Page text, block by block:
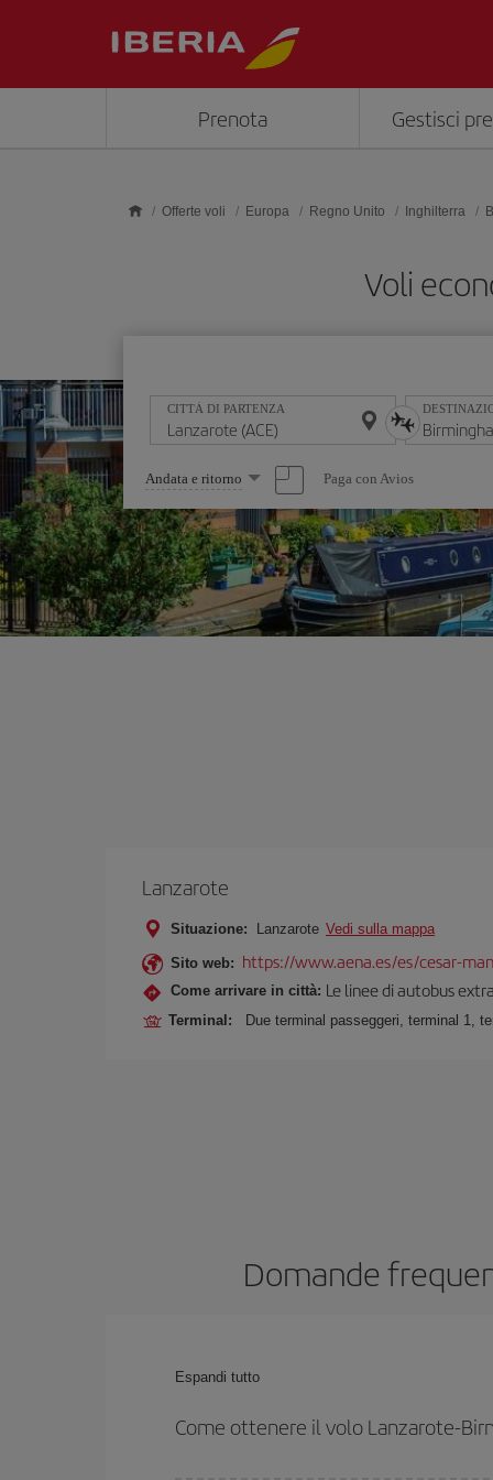
Prenota Gestisci
Offerte voli Europa Regno Unito Inghilterra
Voli
CITTÀ DI PARTENZA
Seleziona
un'opzione
Andata e ritorno Paga con Avios
Lanzarote
Situazione: Lanzarote Vedi sulla mappa
Sito web: https://www.aena.es/es/cesar-
Come arrivare in città: Le linee di autobus
Terminal: Due terminal passeggeri, terminal 1,
Domande
Espandi tutto
Come ottenere il volo Lanzarote-